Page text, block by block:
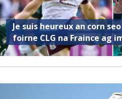
Je suis heureux an corn
foirne CLG na Fraince ag